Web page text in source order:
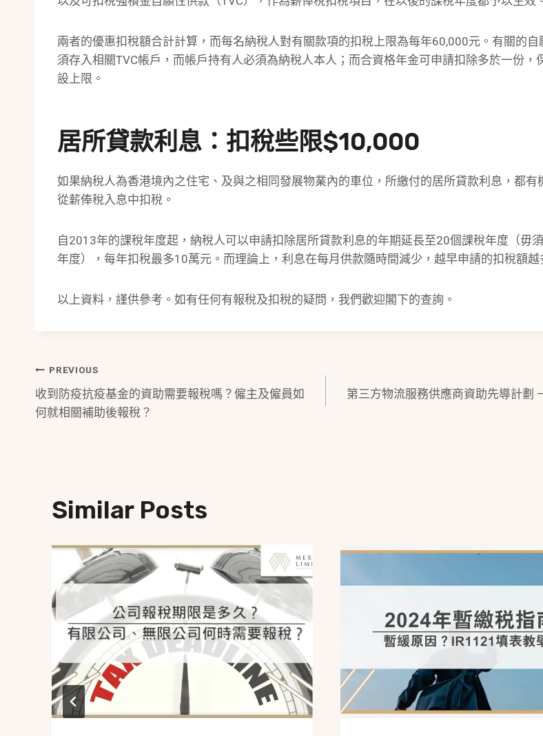
兩者的優惠扣稅額合計計算，而每名納稅人對有關款項的扣稅上限為每年60,000元。有關的自
須存入相關TVC帳戶，而帳戶持有人必須為納稅人本人；而合資格年金可申請扣除多於一份，
設上限。
居所貸款利息：扣稅些限$10,000
如果納稅人為香港境內之住宅、及與之相同發展物業內的車位，所繳付的居所貸款利息，都有
從薪俸稅入息中扣稅。
自2013年的課稅年度起，納稅人可以申請扣除居所貸款利息的年期延長至20個課稅年度（毋
年度），每年扣稅最多10萬元。而理論上，利息在每月供款隨時間減少，越早申請的扣稅額越
以上資料，謹供參考。如有任何有報稅及扣稅的疑問，我們歡迎閣下的查詢。
Post
Navigation
PREVIOUS
收到防疫抗疫基金的資助需要報稅嗎？僱主及僱員如
何就相關補助後報稅？
第三方物流服務供應商資助先導計劃
Similar Posts